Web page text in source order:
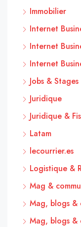
Immobilier
Internet
Internet
Internet
Jobs & Stages
Juridique
Juridique &
Latam
lecourrier.es
Logistique &
Mag &
Mag, blogs &
Mag, blogs &